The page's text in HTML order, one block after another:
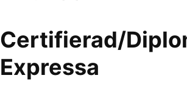
Certifierad/
Expressa